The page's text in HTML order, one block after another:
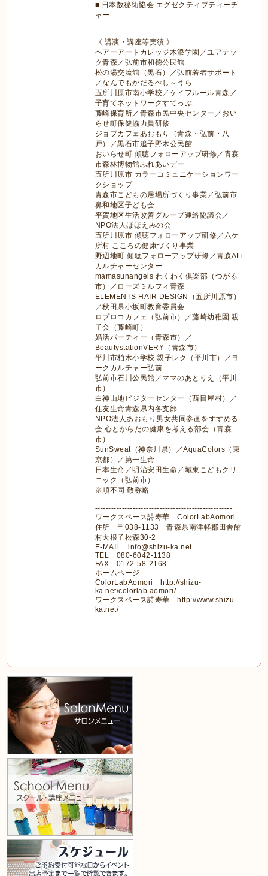
■ 日本数秘術協会 エグゼクティブティーチ
ャー
《 講演・講座等実績 》
ヘアーアートカレッジ木浪学園／ユアテッ
ク青森／弘前市和徳公民館
松の湯交流館（黒石）／弘前若者サポート
／なんでもかだるべし～うら
五所川原市南小学校／ケイフルール青森／
子育てネットワークすてっぷ
藤崎保育所／青森市民中央センター／おい
らせ町保健協力員研修
ジョブカフェあおもり（青森・弘前・八
戸）／黒石市追子野木公民館
おいらせ町 傾聴フォローアップ研修／青森
市森林博物館ふれあいデー
五所川原市 カラーコミュニケーションワー
クショップ
青森市こどもの居場所づくり事業／弘前市
鼻和地区子ども会
平賀地区生活改善グループ連絡協議会／
NPO法人ほほえみの会
五所川原市 傾聴フォローアップ研修／六ケ
所村 こころの健康づくり事業
野辺地町 傾聴フォローアップ研修／青森ALi
カルチャーセンター
mamasunangels わくわく倶楽部（つがる
市）／ローズミルフィ青森
ELEMENTS HAIR DESIGN（五所川原市）
／秋田県小坂町教育委員会
ロプロコカフェ（弘前市）／藤崎幼稚園 親
子会（藤崎町）
婚活パーティー（青森市）／
BeautystationVERY（青森市）
平川市柏木小学校 親子レク（平川市）／ヨ
ークカルチャー弘前
弘前市石川公民館／ママのあとりえ（平川
市）
白神山地ビジターセンター（西目屋村）／
住友生命青森県内各支部
NPO法人あおもり男女共同参画をすすめる
会 心とからだの健康を考える部会（青森
市）
SunSweat（神奈川県）／AquaColors（東
京都）／第一生命
日本生命／明治安田生命／城東こどもクリ
ニック（弘前市）
※順不同 敬称略
---------------------------------------------------
ワークスペース詩寿華 ColorLabAomori.
住所 〒038-1133 青森県南津軽郡田舎館
村大根子松森30-2
E-MAIL info@shizu-ka.net
TEL 080-6042-1138
FAX 0172-58-2168
ホームページ
ColorLabAomori http://shizu-
ka.net/colorlab.aomori/
ワークスペース詩寿華 http://www.shizu-
ka.net/